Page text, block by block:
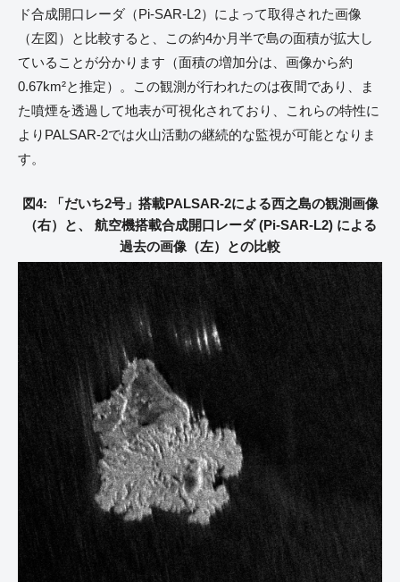
ド合成開口レーダ（Pi-SAR-L2）によって取得された画像
（左図）と比較すると、この約4か月半で島の面積が拡大し
ていることが分かります（面積の増加分は、画像から約
0.67km²と推定）。この観測が行われたのは夜間であり、ま
た噴煙を透過して地表が可視化されており、これらの特性に
よりPALSAR-2では火山活動の継続的な監視が可能となりま
す。
図4: 「だいち2号」搭載PALSAR-2による西之島の観測画像
（右）と、 航空機搭載合成開口レーダ (Pi-SAR-L2) による
過去の画像（左）との比較